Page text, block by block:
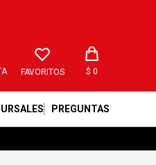
PREGUNTAS
FAVORITOS $ 0